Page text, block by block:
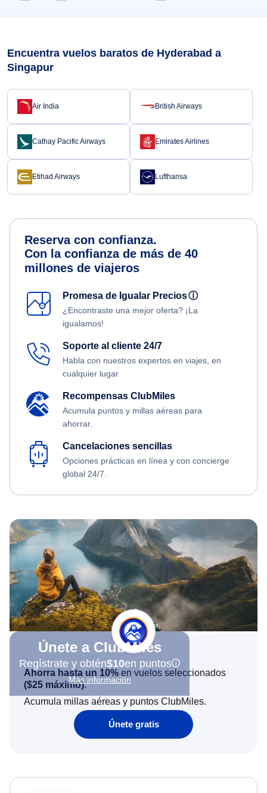
Encuentra vuelos baratos de Hyderabad a
Singapur
Air India British Airways
Cathay Pacific Airways Emirates Airlines
Etihad Airways Lufthansa
Reserva con confianza.
Con la confianza de más de 40
millones de viajeros
Promesa de Igualar Preciosⓘ
¿Encontraste una mejor oferta? ¡La
igualamos!
Soporte al cliente 24/7
Habla con nuestros expertos en viajes, en
cualquier lugar
Recompensas ClubMiles
Acumula puntos y millas aéreas para
ahorrar.
Cancelaciones sencillas
Opciones prácticas en línea y con concierge
global 24/7.
Únete a ClubMiles
Regístrate y obtén$10en puntos
Más información
Ahorra hasta un 10% en vuelos seleccionados
($25 máximo).
Acumula millas aéreas y puntos ClubMiles.
Únete gratis